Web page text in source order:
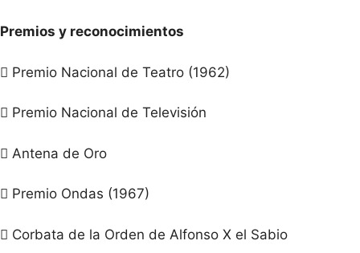
Premios y reconocimientos
 Premio Nacional de Teatro (1962)
 Premio Nacional de Televisión
 Antena de Oro
 Premio Ondas (1967)
 Corbata de la Orden de Alfonso X el Sabio